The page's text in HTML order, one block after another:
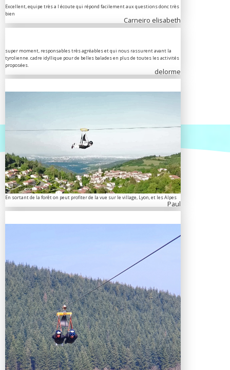
Excellent, equipe très a l écoute qui répond facilement aux questions donc très
bien
Carneiro elisabeth
super moment, responsables très agréables et qui nous rassurent avant la
tyrolienne. cadre idyllique pour de belles balades en plus de toutes les activités
proposées.
delorme
En sortant de la forêt on peut profiter de la vue sur le village, Lyon, et les Alpes
Paul